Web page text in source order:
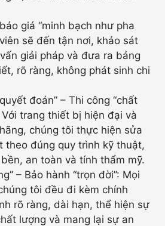
giá “minh bạch như pha
sẽ đến tận nơi, khảo sát
giải pháp và đưa ra bảng
rõ ràng, không phát sinh chi
đoán” – Thi công “chất
Với trang thiết bị hiện đại và
chúng tôi thực hiện sửa
theo đúng quy trình kỹ thuật,
an toàn và tính thẩm mỹ.
– Bảo hành “trọn đời”: Mọi
tôi đều đi kèm chính
rõ ràng, dài hạn, thể hiện sự
lượng và mang lại sự an